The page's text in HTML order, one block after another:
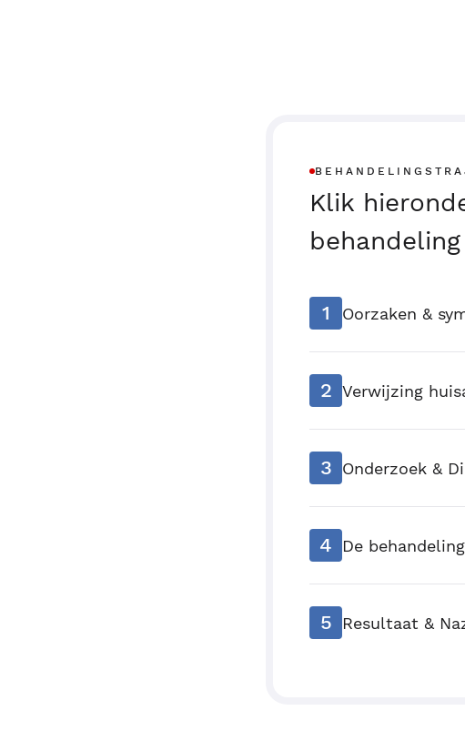
Klik
behandeling
1 Oorzaken &
2 Verwijzing
3 Onderzoek &
4 De behandeling
5 Resultaat &